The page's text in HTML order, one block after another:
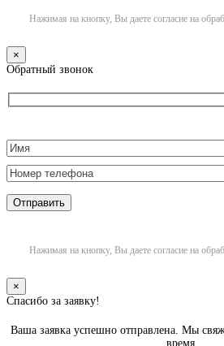
Нажимая на кнопку, Вы даете согласие на
×
Обратный звонок
Нажимая на кнопку, Вы даете согласие на
×
Спасибо за заявку!
Ваша заявка успешно отправлена. Мы
время.